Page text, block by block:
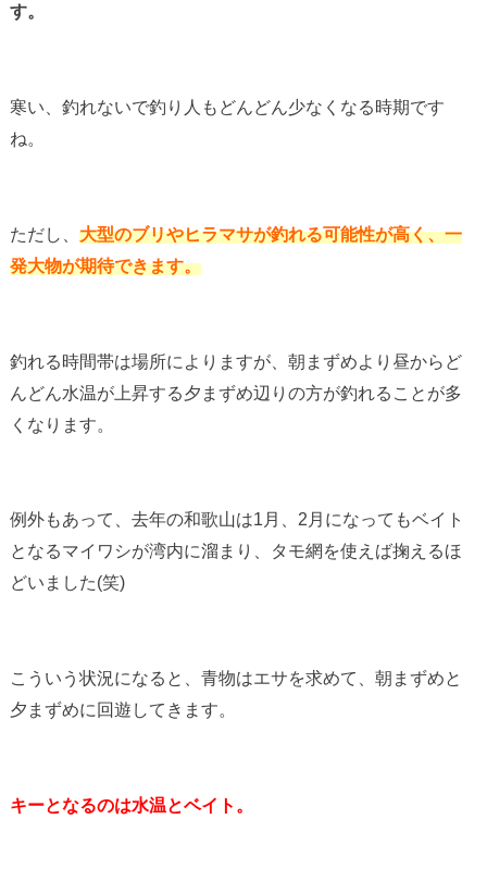
す。
寒い、釣れないで釣り人もどんどん少なくなる時期です
ね。
ただし、 大型のブリやヒラマサが釣れる可能性が高く、一
発大物が期待できます。
釣れる時間帯は場所によりますが、朝まずめより昼からど
んどん水温が上昇する夕まずめ辺りの方が釣れることが多
くなります。
例外もあって、去年の和歌山は1月、2月になってもベイト
となるマイワシが湾内に溜まり、タモ網を使えば掬えるほ
どいました(笑)
こういう状況になると、青物はエサを求めて、朝まずめと
夕まずめに回遊してきます。
キーとなるのは水温とベイト。